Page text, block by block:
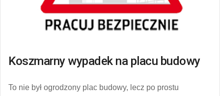
Koszmarny wypadek na placu budowy
To nie był ogrodzony plac budowy, lecz po prostu